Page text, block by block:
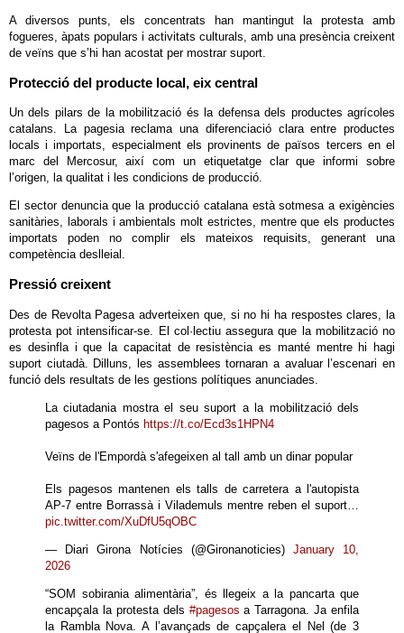
A diversos punts, els concentrats han mantingut la protesta amb
fogueres, àpats populars i activitats culturals, amb una presència creixent
de veïns que s’hi han acostat per mostrar suport.
Protecció del producte local, eix central
Un dels pilars de la mobilització és la defensa dels productes agrícoles
catalans. La pagesia reclama una diferenciació clara entre productes
locals i importats, especialment els provinents de països tercers en el
marc del Mercosur, així com un etiquetatge clar que informi sobre
l’origen, la qualitat i les condicions de producció.
El sector denuncia que la producció catalana està sotmesa a exigències
sanitàries, laborals i ambientals molt estrictes, mentre que els productes
importats poden no complir els mateixos requisits, generant una
competència deslleial.
Pressió creixent
Des de Revolta Pagesa adverteixen que, si no hi ha respostes clares, la
protesta pot intensificar-se. El col·lectiu assegura que la mobilització no
es desinfla i que la capacitat de resistència es manté mentre hi hagi
suport ciutadà. Dilluns, les assemblees tornaran a avaluar l’escenari en
funció dels resultats de les gestions polítiques anunciades.
La ciutadania mostra el seu suport a la mobilització dels
pagesos a Pontós https://t.co/Ecd3s1HPN4
Veïns de l'Empordà s'afegeixen al tall amb un dinar popular
Els pagesos mantenen els talls de carretera a l'autopista
AP-7 entre Borrassà i Vilademuls mentre reben el suport…
pic.twitter.com/XuDfU5qOBC
— Diari Girona Notícies (@Gironanoticies) January 10,
2026
“SOM sobirania alimentària”, és llegeix a la pancarta que
encapçala la protesta dels #pagesos a Tarragona. Ja enfila
la Rambla Nova. A l’avançads de capçalera el Nel (de 3